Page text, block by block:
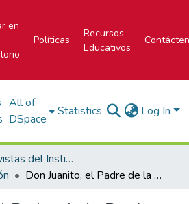
en
Políticas
Recursos
Educativos
All of
DSpace
Statistics Log In
Portal de Revistas del Instituto Tecnológico de Costa Rica
Don Juanito, el Padre de la Patria